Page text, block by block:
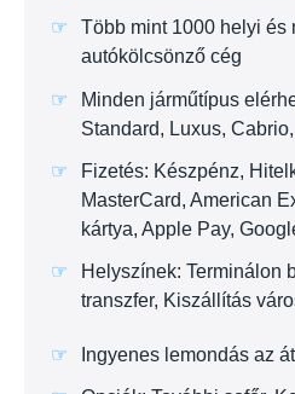
Több mint 1000 helyi és
autókölcsönző cég
Minden járműtípus
Standard, Luxus,
Fizetés: Készpénz,
MasterCard, American
kártya, Apple Pay,
Helyszínek: Terminálon
transzfer, Kiszállítás
Ingyenes lemondás az